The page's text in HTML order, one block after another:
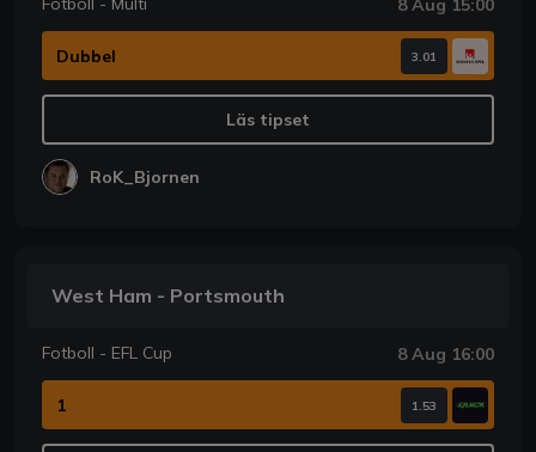
Dubbel 3.01
Läs tipset
RoK_Bjornen
West Ham - Portsmouth
Fotboll - EFL Cup 8 Aug 16:00
1 1.53